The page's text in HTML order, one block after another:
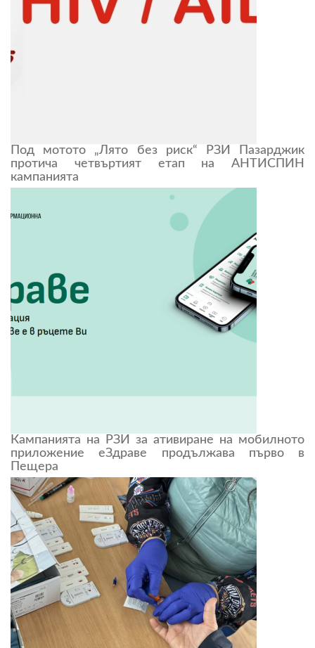
Под мотото „Лято без риск“ РЗИ Пазарджик
протича четвъртият етап на АНТИСПИН
кампанията
Кампанията на РЗИ за ативиране на мобилното
приложение еЗдраве продължава първо в
Пещера